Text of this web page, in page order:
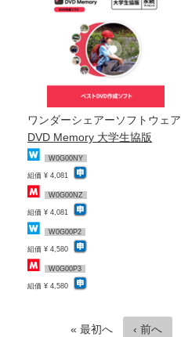
ワンダーシェアーソフトウェア
DVD Memory 大学生協版
W0G00NY
組価 ¥ 4,081
W0G00NZ
組価 ¥ 4,081
W0G00P2
組価 ¥ 4,580
W0G00P3
組価 ¥ 4,580
« 最初へ ‹ 前へ